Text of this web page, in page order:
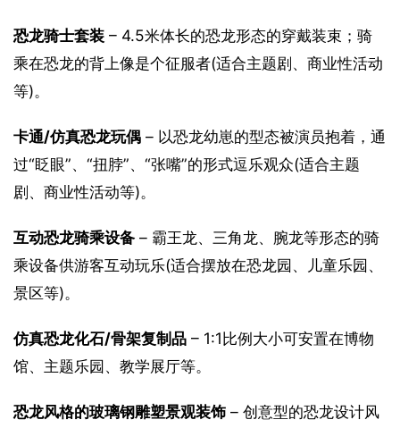
恐龙骑士套装 – 4.5米体长的恐龙形态的穿戴装束；骑
乘在恐龙的背上像是个征服者(适合主题剧、商业性活动
等)。
卡通/仿真恐龙玩偶 – 以恐龙幼崽的型态被演员抱着，通
过“眨眼”、“扭脖”、“张嘴”的形式逗乐观众(适合主题
剧、商业性活动等)。
互动恐龙骑乘设备 – 霸王龙、三角龙、腕龙等形态的骑
乘设备供游客互动玩乐(适合摆放在恐龙园、儿童乐园、
景区等)。
仿真恐龙化石/骨架复制品 – 1:1比例大小可安置在博物
馆、主题乐园、教学展厅等。
恐龙风格的玻璃钢雕塑景观装饰 – 创意型的恐龙设计风